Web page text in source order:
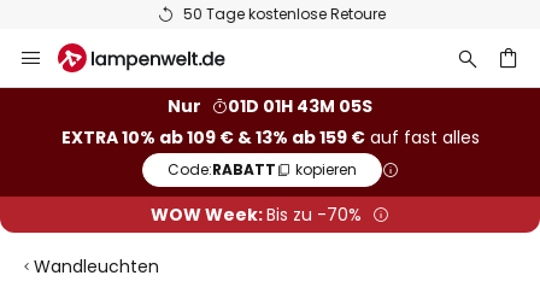
50 Tage kostenlose Retoure
Inhalt
Nur
01D 01H 43M 04S
EXTRA 10% ab 109 € & 13% ab 159 €auf fast alles
Code:RABATT kopieren
WOW Week:Bis zu -70%
Wandleuchten